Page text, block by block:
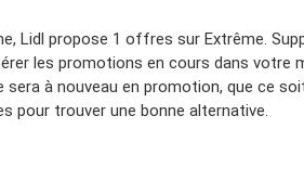
Lidl propose 1 offres sur Extrême.
les promotions en cours dans votre
à nouveau en promotion, que ce
pour trouver une bonne alternative.